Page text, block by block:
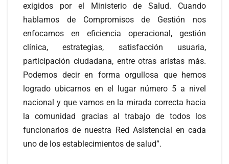
exigidos por el Ministerio de Salud. Cuando
hablamos de Compromisos de Gestión nos
enfocamos en eficiencia operacional, gestión
clínica, estrategias, satisfacción usuaria,
participación ciudadana, entre otras aristas más.
Podemos decir en forma orgullosa que hemos
logrado ubicarnos en el lugar número 5 a nivel
nacional y que vamos en la mirada correcta hacia
la comunidad gracias al trabajo de todos los
funcionarios de nuestra Red Asistencial en cada
uno de los establecimientos de salud”.